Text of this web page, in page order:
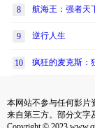
8 航海王：强者天
9 逆行人生
10 疯狂的麦克斯：
本网站不参与任何影片
来自第三方。部分文字